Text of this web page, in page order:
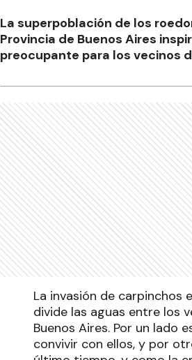
La superpoblación de los
Provincia de Buenos Aires
preocupante para los vecinos
La invasión de carpinchos
divide las aguas entre los
Buenos Aires. Por un lado
convivir con ellos, y por